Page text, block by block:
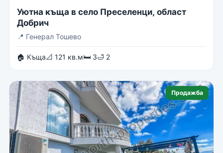
Уютна къща в село Преселенци, област
Добрич
📍 Генерал Тошево
🏠 Къща📐 121 кв.м🛏 3🛁 2
Продажба